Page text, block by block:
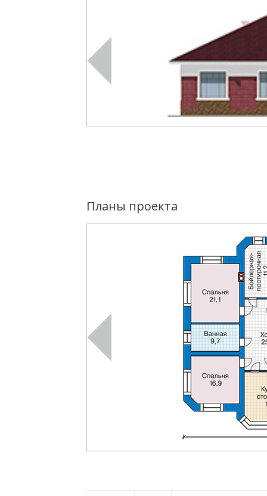
Планы проекта